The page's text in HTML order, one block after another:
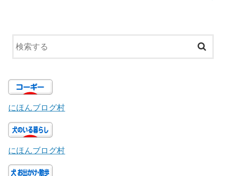
にほんブログ村
にほんブログ村